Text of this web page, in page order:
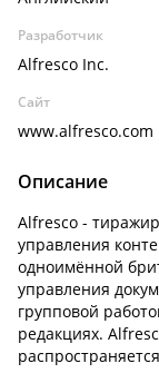
Разработчик
Alfresco Inc.
Сайт
www.alfresco.com
Описание
Alfresco -
управления
одноимённой
управления
групповой
редакциях.